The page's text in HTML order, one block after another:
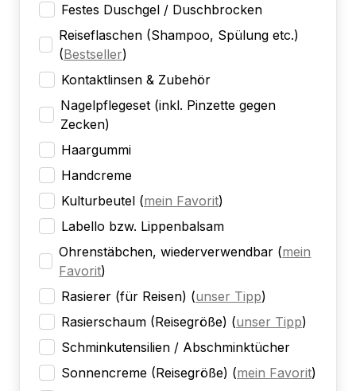
Festes Duschgel / Duschbrocken
Reiseflaschen (Shampoo, Spülung etc.)
(Bestseller)
Kontaktlinsen & Zubehör
Nagelpflegeset (inkl. Pinzette gegen
Zecken)
Haargummi
Handcreme
Kulturbeutel (mein Favorit)
Labello bzw. Lippenbalsam
Ohrenstäbchen, wiederverwendbar (mein
Favorit)
Rasierer (für Reisen) (unser Tipp)
Rasierschaum (Reisegröße) (unser Tipp)
Schminkutensilien / Abschminktücher
Sonnencreme (Reisegröße) (mein Favorit)